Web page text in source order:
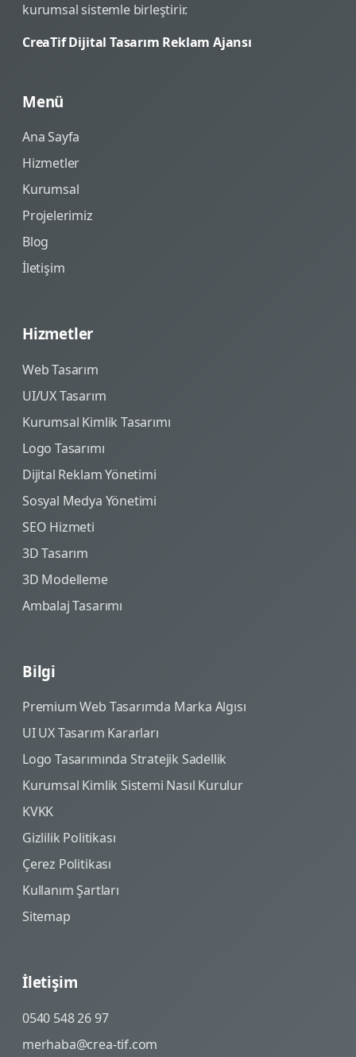
kurumsal sistemle birleştirir.
CreaTif Dijital Tasarım Reklam Ajansı
Menü
Ana Sayfa
Hizmetler
Kurumsal
Projelerimiz
Blog
İletişim
Hizmetler
Web Tasarım
UI/UX Tasarım
Kurumsal Kimlik Tasarımı
Logo Tasarımı
Dijital Reklam Yönetimi
Sosyal Medya Yönetimi
SEO Hizmeti
3D Tasarım
3D Modelleme
Ambalaj Tasarımı
Bilgi
Premium Web Tasarımda Marka Algısı
UI UX Tasarım Kararları
Logo Tasarımında Stratejik Sadellik
Kurumsal Kimlik Sistemi Nasıl Kurulur
KVKK
Gizlilik Politikası
Çerez Politikası
Kullanım Şartları
Sitemap
İletişim
0540 548 26 97
merhaba@crea-tif.com